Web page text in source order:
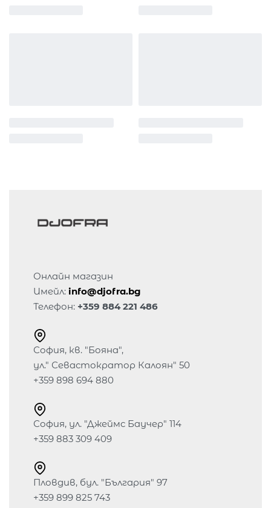
Онлайн магазин
Имейл: info@djofra.bg
Телефон: +359 884 221 486
София, кв. "Бояна",
ул." Севастократор Калоян" 50
+359 898 694 880
София, ул. "Джеймс Баучер" 114
+359 883 309 409
Пловдив, бул. "България" 97
+359 899 825 743